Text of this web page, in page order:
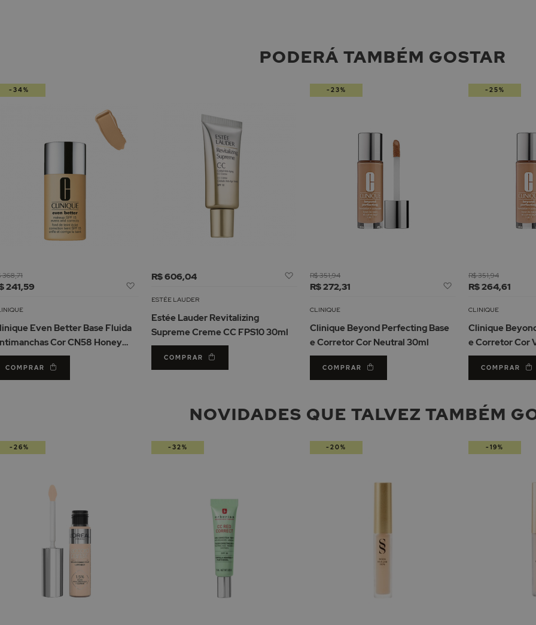
PODERÁ TAMBÉM GOSTAR
241,59
368,71
Desejos
Even Better Base Fluida
Cor CN58 Honey
COMPRAR
-34%
R$ 606,04
Adicionar
Desejos
ESTÉE LAUDER
Estée Lauder Revitalizing
Supreme Creme CC FPS10 30ml
COMPRAR
R$ 272,31
R$ 351,94
Adicionar
Lista
Desejos
CLINIQUE
Clinique Beyond Perfecting Base
e Corretor Cor Neutral 30ml
COMPRAR
-23%
R$ 264,61
R$ 351,94
CLINIQUE
Clinique
e Corretor Cor
COMPRAR
-25%
NOVIDADES QUE TALVEZ TAMBÉM
-26% -32% -20% -19%